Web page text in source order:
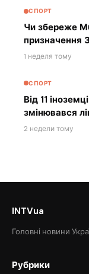
СПОРТ
Чи збереже
призначення
1 неделя тому
СПОРТ
Від 11
змінювався
2 недели тому
INTVua
Головні новини
Рубрики